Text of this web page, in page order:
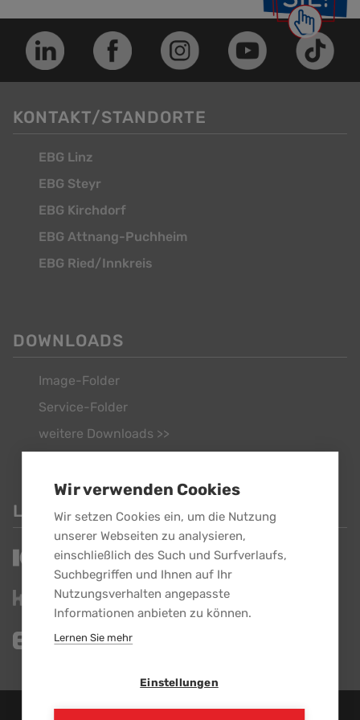
Wir verwenden Cookies
Wir setzen Cookies ein, um die Nutzung
unserer Webseiten zu analysieren,
einschließlich des Such und Surfverlaufs,
Suchbegriffen und Ihnen auf Ihr
Nutzungsverhalten angepasste
Informationen anbieten zu können.
Lernen Sie mehr
Einstellungen
KONTAKT/STANDORTE
EBG Linz
EBG Steyr
EBG Kirchdorf
EBG Attnang-Puchheim
EBG Ried/Innkreis
DOWNLOADS
Image-Folder
Service-Folder
weitere Downloads >>
LINKS